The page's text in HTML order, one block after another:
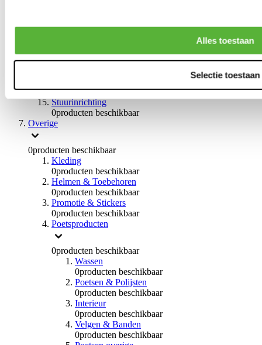
Alles toestaan
Selectie toestaan
0producten beschikbaar
Remmen overige
0producten beschikbaar
Stuurinrichting
0producten beschikbaar
Overige
0producten beschikbaar
Kleding
0producten beschikbaar
Helmen & Toebehoren
0producten beschikbaar
Promotie & Stickers
0producten beschikbaar
Poetsproducten
0producten beschikbaar
Wassen
0producten beschikbaar
Poetsen & Polijsten
0producten beschikbaar
Interieur
0producten beschikbaar
Velgen & Banden
0producten beschikbaar